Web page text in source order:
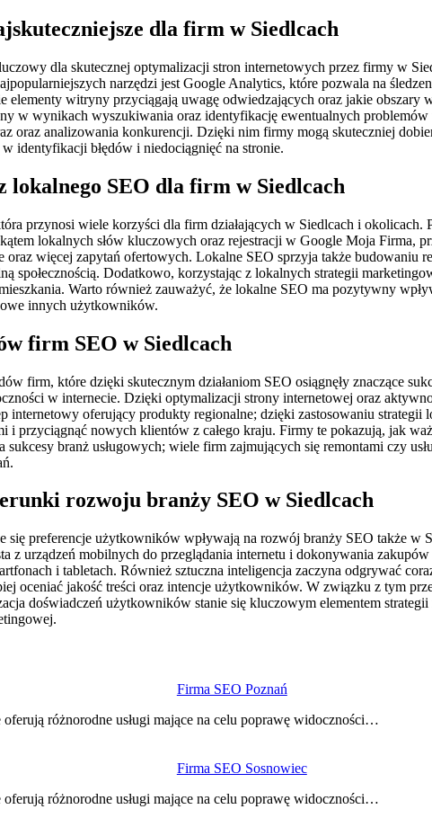
dla firm w Siedlcach
dla skutecznej optymalizacji stron internetowych przez firmy w
narzędzi jest Google Analytics, które pozwala na
elementy witryny przyciągają uwagę odwiedzających oraz jakie
w wynikach wyszukiwania oraz identyfikację ewentualnych
oraz analizowania konkurencji. Dzięki nim firmy mogą skuteczniej
identyfikacji błędów i niedociągnięć na stronie.
lokalnego SEO dla firm w Siedlcach
przynosi wiele korzyści dla firm działających w Siedlcach i
lokalnych słów kluczowych oraz rejestracji w Google Moja Firma,
oraz więcej zapytań ofertowych. Lokalne SEO sprzyja także budowaniu
społecznością. Dodatkowo, korzystając z lokalnych strategii
Warto również zauważyć, że lokalne SEO ma pozytywny
innych użytkowników.
firm SEO w Siedlcach
firm, które dzięki skutecznym działaniom SEO osiągnęły znaczące
w internecie. Dzięki optymalizacji strony internetowej oraz
internetowy oferujący produkty regionalne; dzięki zastosowaniu
i przyciągnąć nowych klientów z całego kraju. Firmy te pokazują, jak
branż usługowych; wiele firm zajmujących się remontami czy
rozwoju branży SEO w Siedlcach
się preferencje użytkowników wpływają na rozwój branży SEO także w
z urządzeń mobilnych do przeglądania internetu i dokonywania
i tabletach. Również sztuczna inteligencja zaczyna odgrywać
oceniać jakość treści oraz intencje użytkowników. W związku z tym
doświadczeń użytkowników stanie się kluczowym elementem
Firma SEO Poznań
różnorodne usługi mające na celu poprawę widoczności…
Firma SEO Sosnowiec
różnorodne usługi mające na celu poprawę widoczności…